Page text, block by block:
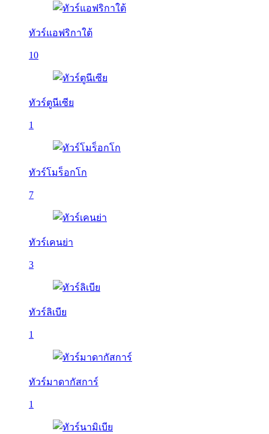
ทัวร์แอฟริกาใต้
10
ทัวร์ตูนีเซีย
1
ทัวร์โมร็อกโก
7
ทัวร์เคนย่า
3
ทัวร์ลิเบีย
1
ทัวร์มาดากัสการ์
1